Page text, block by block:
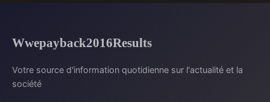
Wwepayback2016Results
Votre source d'information quotidienne sur l'actualité et la
société